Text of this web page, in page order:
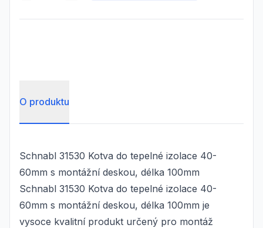
O produktu
Schnabl 31530 Kotva do tepelné izolace 40-
60mm s montážní deskou, délka 100mm
Schnabl 31530 Kotva do tepelné izolace 40-
60mm s montážní deskou, délka 100mm je
vysoce kvalitní produkt určený pro montáž